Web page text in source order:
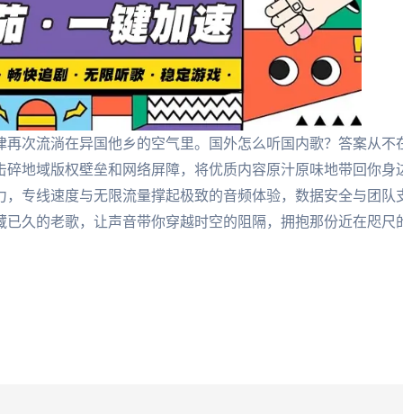
次流淌在异国他乡的空气里。国外怎么听国内歌？答案从不
碎地域版权壁垒和网络屏障，将优质内容原汁原味地带回你身
专线速度与无限流量撑起极致的音频体验，数据安全与团队
久的老歌，让声音带你穿越时空的阻隔，拥抱那份近在咫尺